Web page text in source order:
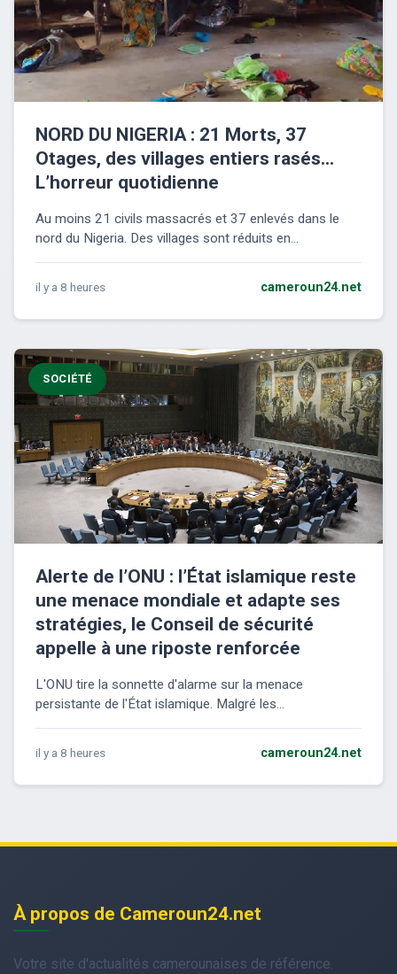
NORD DU NIGERIA : 21 Morts, 37
Otages, des villages entiers rasés…
L’horreur quotidienne
Au moins 21 civils massacrés et 37 enlevés dans le
nord du Nigeria. Des villages sont réduits en...
il y a 8 heures cameroun24.net
SOCIÉTÉ
Alerte de l’ONU : l’État islamique reste
une menace mondiale et adapte ses
stratégies, le Conseil de sécurité
appelle à une riposte renforcée
L'ONU tire la sonnette d'alarme sur la menace
persistante de l'État islamique. Malgré les...
il y a 8 heures cameroun24.net
À propos de Cameroun24.net
Votre site d'actualités camerounaises de référence.